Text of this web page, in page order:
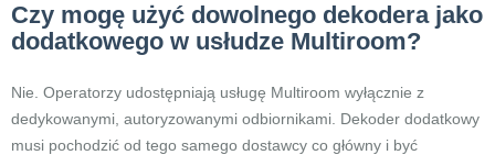
Czy mogę użyć dowolnego dekodera jako
dodatkowego w usłudze Multiroom?
Nie. Operatorzy udostępniają usługę Multiroom wyłącznie z
dedykowanymi, autoryzowanymi odbiornikami. Dekoder dodatkowy
musi pochodzić od tego samego dostawcy co główny i być